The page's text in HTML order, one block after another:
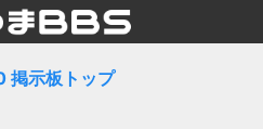
掲示板トップ